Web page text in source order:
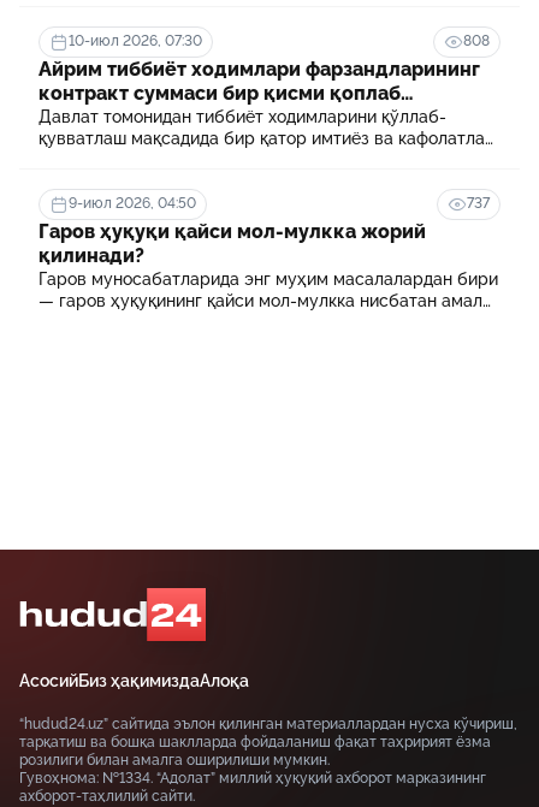
10-июл 2026, 07:30 808
Айрим тиббиёт ходимлари фарзандларининг
контракт суммаси бир қисми қоплаб
берилади
Давлат томонидан тиббиёт ходимларини қўллаб-
қувватлаш мақсадида бир қатор имтиёз ва кафолатлар
муассасасида ўқиш учун тўланадиган контракт
маблағининг бир қисмини қоплаб бериш тартибидир
9-июл 2026, 04:50 737
Гаров ҳуқуқи қайси мол-мулкка жорий
қилинади?
Гаров муносабатларида энг муҳим масалалардан бири
— гаров ҳуқуқининг қайси мол-мулкка нисбатан амал
АсосийБиз ҳақимиздаАлоқа
“hudud24.uz” сайтида эълон қилинган материаллардан нусха кўчириш,
тарқатиш ва бошқа шаклларда фойдаланиш фақат таҳририят ёзма
розилиги билан амалга оширилиши мумкин.
Гувоҳнома: №1334. “Адолат” миллий ҳуқуқий ахборот марказининг
ахборот-таҳлилий сайти.